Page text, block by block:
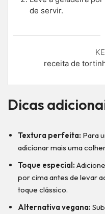
de servir.
receita de
Dicas
Textura perfeita: Para
adicionar mais uma
Toque especial:
por cima antes de levar
toque clássico.
Alternativa vegana: